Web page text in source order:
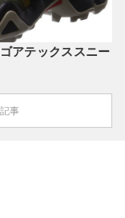
アテックススニー
事